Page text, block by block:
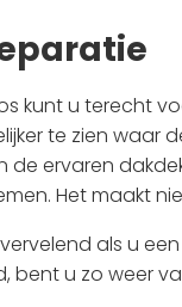
kunt u terecht
te zien waar
de ervaren
Het maakt
als u
bent u zo weer